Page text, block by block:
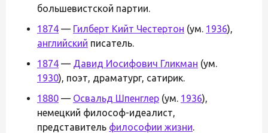
большевистской партии.
1874 — Гилберт Кийт Честертон (ум. 1936),
английский писатель.
1874 — Давид Иосифович Гликман (ум.
1930), поэт, драматург, сатирик.
1880 — Освальд Шпенглер (ум. 1936),
немецкий философ-идеалист,
представитель философии жизни.